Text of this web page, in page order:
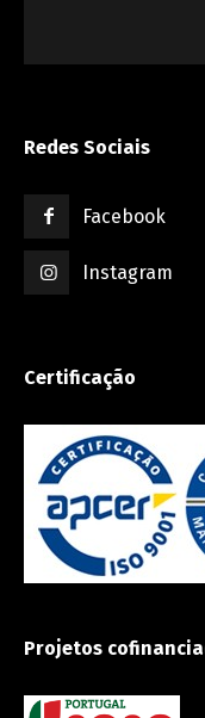
Redes Sociais
Facebook
Instagram
Certificação
Projetos